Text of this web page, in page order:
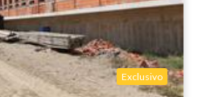
Exclusivo